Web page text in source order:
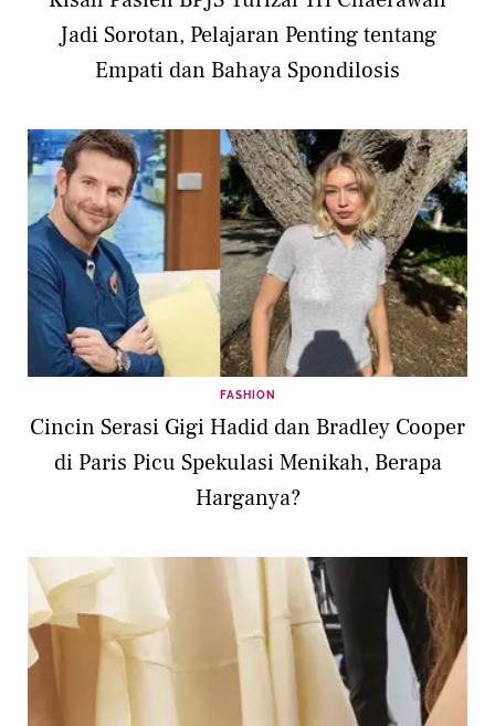
Jadi Sorotan, Pelajaran Penting tentang
Empati dan Bahaya Spondilosis
FASHION
Cincin Serasi Gigi Hadid dan Bradley Cooper
di Paris Picu Spekulasi Menikah, Berapa
Harganya?